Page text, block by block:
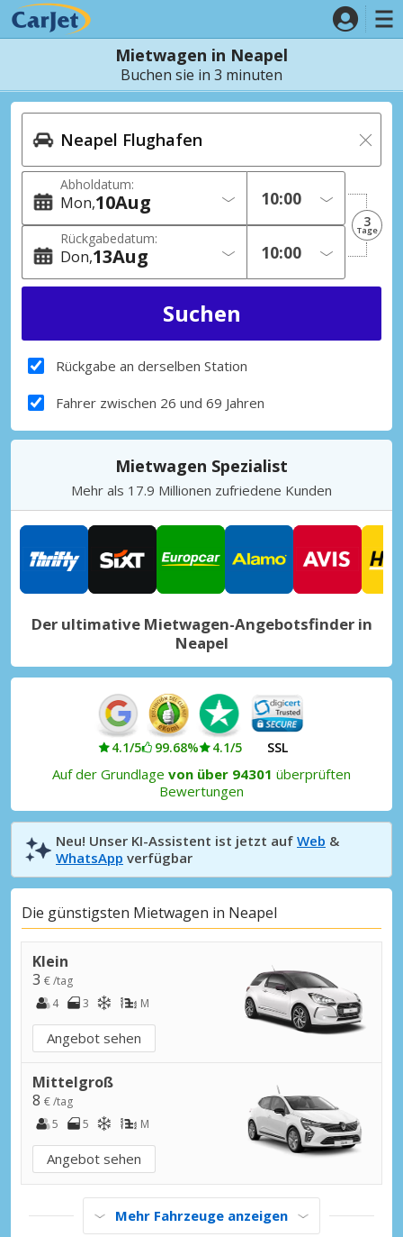
Mietwagen in Neapel
Buchen sie in 3 minuten
Abholdatum:
Mon 10Aug
Rückgabedatum:
Don 13Aug
3
Tage
Rückgabe an derselben Station
Fahrer zwischen 26 und 69 Jahren
Mietwagen Spezialist
Mehr als 17.9 Millionen zufriedene Kunden
Der ultimative Mietwagen-Angebotsfinder in
Neapel
4.1/5 99.68% 4.1/5 SSL
Auf der Grundlage von über 94301 überprüften
Bewertungen
Neu! Unser KI-Assistent ist jetzt auf Web &
WhatsApp verfügbar
Die günstigsten Mietwagen in Neapel
Klein
3 € /tag
4
3 M
Angebot sehen
Mittelgroß
8 € /tag
5
5 M
Angebot sehen
Mehr Fahrzeuge anzeigen